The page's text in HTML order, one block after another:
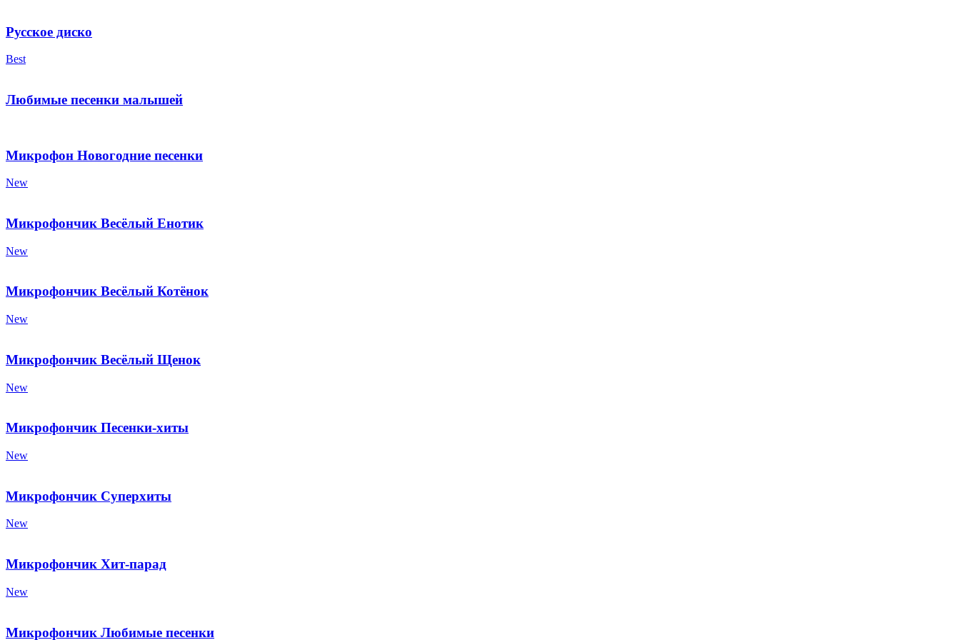
Русское диско
Best
Любимые песенки малышей
Микрофон Новогодние песенки
New
Микрофончик Весёлый Енотик
New
Микрофончик Весёлый Котёнок
New
Микрофончик Весёлый Щенок
New
Микрофончик Песенки-хиты
New
Микрофончик Суперхиты
New
Микрофончик Хит-парад
New
Микрофончик Любимые песенки